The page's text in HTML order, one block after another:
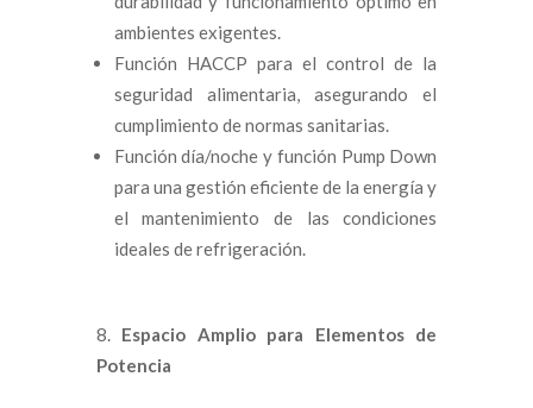
ambientes exigentes.
Función HACCP para el control de la
seguridad alimentaria, asegurando el
cumplimiento de normas sanitarias.
Función día/noche y función Pump Down
para una gestión eficiente de la energía y
el mantenimiento de las condiciones
ideales de refrigeración.
Espacio Amplio para Elementos de
Potencia